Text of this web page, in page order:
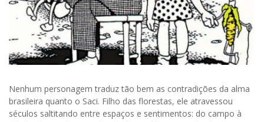
Nenhum personagem traduz tão bem as contradições da alma
brasileira quanto o Saci. Filho das florestas, ele atravessou
séculos saltitando entre espaços e sentimentos: do campo à